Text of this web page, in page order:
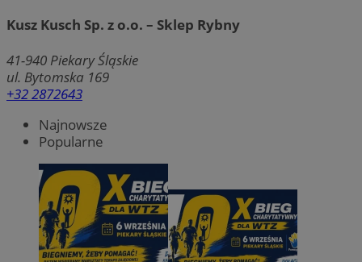
Kusz Kusch Sp. z o.o. – Sklep Rybny
41-940 Piekary Śląskie
ul. Bytomska 169
+32 2872643
Najnowsze
Popularne